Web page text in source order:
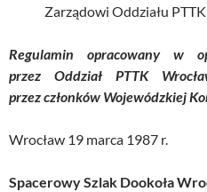
Zarządowi Oddziału
Regulamin opracowany w
przez Oddział PTTK
przez członków Wojewódzkiej
Wrocław 19 marca 1987 r.
Spacerowy Szlak Dookoła